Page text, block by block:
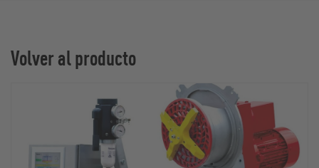
Volver al producto